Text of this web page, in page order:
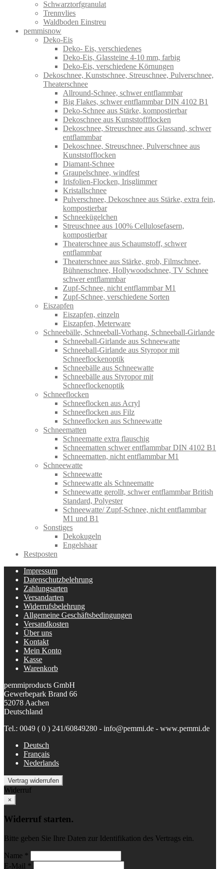
Schwarztorfgranulat
Trennvlies
Waldboden Einstreu
pemmisnow
Deko-Eis
Deko- Eis, verschiedenes
Deko-Eis, Glassteine 4-10 mm, farbig
Deko-Eis, verschiedene Körnungen
Dekoschnee, Kunstschnee, Streuschnee, Pulverschnee,
Theaterschnee
Allround-Schnee, schwer entflammbar
Big Flakes, schwer entflammbar DIN 4102 B1
Deko-Schnee aus Stärke, kompostierbar
Dekoschnee aus Kunststoffflocken
Dekoschnee, Streuschnee aus Glassand, schwer
entflammbar
Dekoschnee, Streuschnee, Pulverschnee aus
Kunststofflocken
Diamant-Schnee
Graupelschnee, windfest
Irisfolien-Flocken, Irisglimmer
Kristallschnee
Pulverschnee, Dekoschnee aus Stärke, extra fein,
kompostierbar
Schneekügelchen
Streuschnee aus 100% Cellulosefasern,
kompostierbar
Theaterschnee aus Schaumstoff, schwer
entflammbar
Theaterschnee aus Stärke, grob, Filmschnee,
Bühnenschnee, Hollywoodschnee, TV Schnee
schwer entflammbar
Zupf-Schnee, nicht entflammbar M1
Zupf-Schnee, verschiedene Sorten
Eiszapfen
Eiszapfen, einzeln
Eiszapfen, Meterware
Schneebälle, Schneeball-Vorhang, Schneeball-Girlande
Schneeball-Girlande aus Schneewatte
Schneeball-Girlande aus Styropor mit
Schneeflockenoptik
Schneebälle aus Schneewatte
Schneebälle aus Styropor mit
Schneeflockenoptik
Schneeflocken
Schneeflocken aus Acryl
Schneeflocken aus Filz
Schneeflocken aus Schneewatte
Schneematten
Schneematte extra flauschig
Schneematten schwer entflammbar DIN 4102 B1
Schneematten, nicht entflammbar M1
Schneewatte
Schneewatte
Schneewatte als Schneematte
Schneewatte gerollt, schwer entflammbar British
Standard, Polyester
Schneewatte/ Zupf-Schnee, nicht entflammbar
M1 und B1
Sonstiges
Dekokugeln
Engelshaar
Restposten
Impressum
Datenschutzbelehrung
Zahlungsarten
Versandarten
Widerrufsbelehrung
Allgemeine Geschäftsbedingungen
Versandkosten
Über uns
Kontakt
Mein Konto
Kasse
Warenkorb
pemmiproducts GmbH
Gewerbepark Brand 66
52078 Aachen
Deutschland
Tel.: 0049 ( 0 ) 241/60849280 - info@pemmi.de - www.pemmi.de
Deutsch
Français
Nederlands
Vertrag widerrufen
Widerruf
×
Widerruf starten.
Bitte geben Sie Ihre Daten zur Identifikation des Vertrags ein.
Name *
E-Mail *